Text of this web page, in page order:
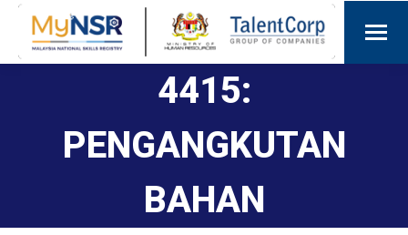
4415:
PENGANGKUTAN
BAHAN